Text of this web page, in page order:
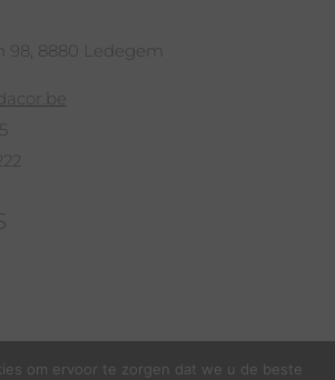
98, 8880 Ledegem
om ervoor te zorgen dat we u de beste